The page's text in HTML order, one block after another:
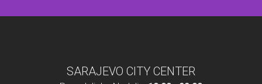
SARAJEVO CITY CENTER